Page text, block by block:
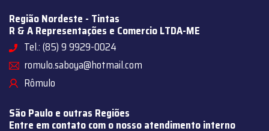
Região Nordeste - Tintas
R & A Representações e Comercio LTDA-ME
Tel.: (85) 9 9929-0024
romulo.saboya@hotmail.com
Rômulo
São Paulo e outras Regiões
Entre em contato com o nosso atendimento interno